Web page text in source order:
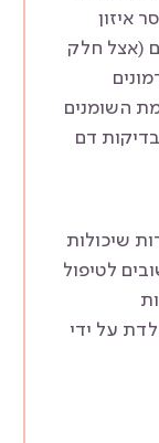
איזון
(אצל חלק
השומנים
דם
שיכולות
לטיפול
על ידי